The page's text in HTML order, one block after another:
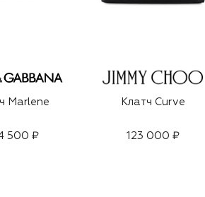
Marlene
500 ₽
Клатч Curve
123 000 ₽